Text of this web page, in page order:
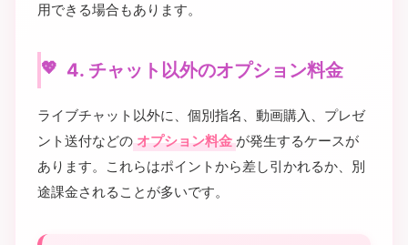
用できる場合もあります。
4. チャット以外のオプション料金
ライブチャット以外に、個別指名、動画購入、プレゼ
ント送付などの オプション料金 が発生するケースが
あります。これらはポイントから差し引かれるか、別
途課金されることが多いです。